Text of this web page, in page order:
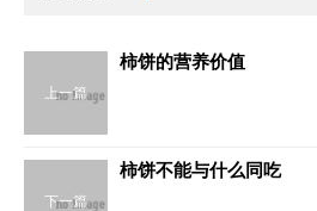
上一篇
柿饼的营养价值
下一篇
柿饼不能与什么同吃